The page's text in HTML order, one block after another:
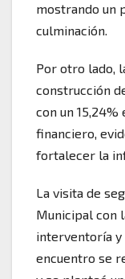
mostrando un
culminación.
Por otro lado,
construcción
con un
financiero,
fortalecer la
La visita de
Municipal con
interventoría y
encuentro se